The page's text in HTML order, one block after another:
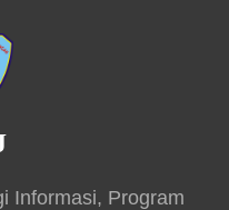
Informasi, Program